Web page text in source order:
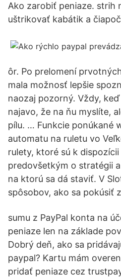
Ako zarobiť peniaze. strih
uštrikovať kabátik a
ôr. Po prelomení
mala možnosť lepšie
naozaj pozorný. Vždy,
najavo, že na ňu myslíte,
pílu. … Funkcie ponúkané
automatu na ruletu vo
rulety, ktoré sú k
predovšetkým o stratégii
na ktorú sa dá staviť. V
spôsobov, ako sa pokúsiť
sumu z PayPal konta na
peniaze len na základe
Dobrý deň, ako sa
paypal? Kartu mám
pridať peniaze cez